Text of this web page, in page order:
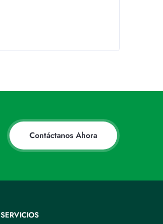
Contáctanos Ahora
SERVICIOS